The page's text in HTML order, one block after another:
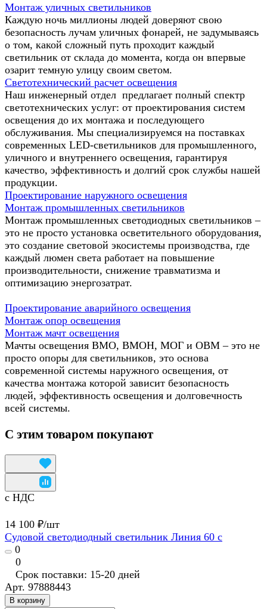
Монтаж уличных светильников
Каждую ночь миллионы людей доверяют свою
безопасность лучам уличных фонарей, не задумываясь
о том, какой сложный путь проходит каждый
светильник от склада до момента, когда он впервые
озарит темную улицу своим светом.
Светотехнический расчет освещения
Наш инженерный отдел предлагает полный спектр
светотехнических услуг: от проектирования систем
освещения до их монтажа и последующего
обслуживания. Мы специализируемся на поставках
современных LED-светильников для промышленного,
уличного и внутреннего освещения, гарантируя
качество, эффективность и долгий срок службы нашей
продукции.
Проектирование наружного освещения
Монтаж промышленных светильников
Монтаж промышленных светодиодных светильников –
это не просто установка осветительного оборудования,
это создание световой экосистемы производства, где
каждый люмен света работает на повышение
производительности, снижение травматизма и
оптимизацию энергозатрат.
Проектирование аварийного освещения
Монтаж опор освещения
Монтаж мачт освещения
Мачты освещения ВМО, ВМОН, МОГ и ОВМ – это не
просто опоры для светильников, это основа
современной системы наружного освещения, от
качества монтажа которой зависит безопасность
людей, эффективность освещения и долговечность
всей системы.
С этим товаром покупают
с НДС
14 100 ₽/шт
Судовой светодиодный светильник Линия 60 с
0
0
Срок поставки: 15-20 дней
Арт. 97888443
В корзину